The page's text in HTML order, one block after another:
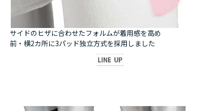
サイドのヒザに合わせたフォルムが着用感を高め
前・横2カ所に3パッド独立方式を採用しました